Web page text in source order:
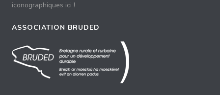
iconographiques ici !
ASSOCIATION BRUDED